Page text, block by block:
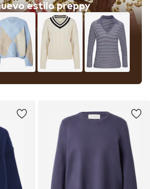
estilo preppy